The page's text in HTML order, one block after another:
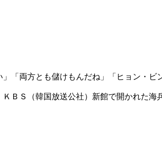
「両方とも儲けもんだね」「ヒョン・ビ
ＢＳ（韓国放送公社）新館で開かれた